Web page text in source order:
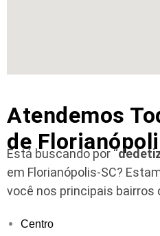
Atendemos
de
Está buscando por “
em Florianópolis-SC?
você nos principais bairros
Centro